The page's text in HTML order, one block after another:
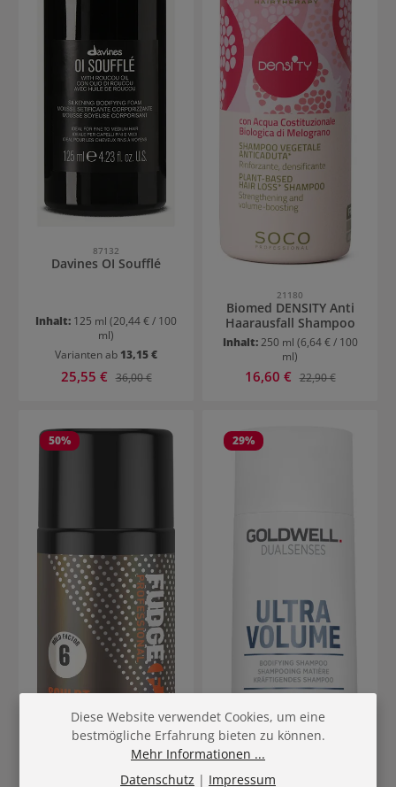
87132
Davines OI Soufflé
Inhalt: 125 ml (20,44 € / 100
ml)
Varianten ab 13,15 €
Verkaufspreis:
25,55 € Regulärer Preis:
36,00 €
21180
Biomed DENSITY Anti
Haarausfall Shampoo
Inhalt:250 ml (6,64 € / 100
ml)
Verkaufspreis:
16,60 € Regulärer Preis:
22,90 €
50% 29%
Diese Website verwendet Cookies, um eine
bestmögliche Erfahrung bieten zu können.
Mehr Informationen ...
Datenschutz | Impressum